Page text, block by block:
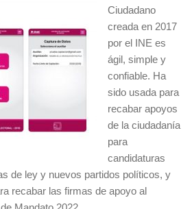
Ciudadano
creada en 2017
por el INE es
ágil, simple y
confiable. Ha
sido usada para
recabar apoyos
de la ciudadanía
para
candidaturas
de ley y nuevos partidos políticos, y
recabar las firmas de apoyo al